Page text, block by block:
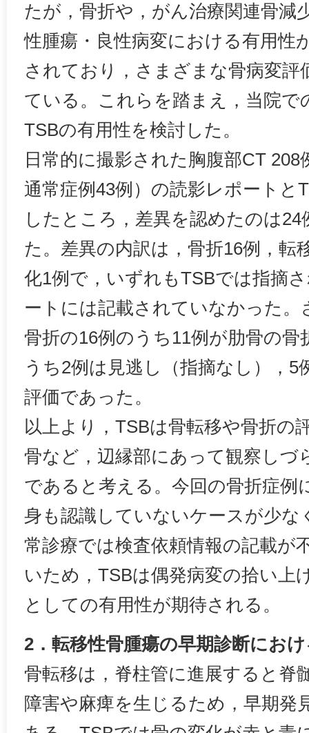
たが，骨折や，がん治療関連骨減
性腫瘍・良性病変における有用性
されており，さまざまな骨病変評
ている。これらを踏まえ，当院で
TSBの有用性を検討した。
日常的に撮影された胸腹部CT
通常症例43例）の読影レポートと
したところ，差異を認めたのは24
た。差異の内訳は，骨折16例，転
化1例で，いずれもTSBでは指摘
ートには記載されていなかった。
骨折の16例のうち11例が肋骨の骨
うち2例は見逃し（指摘なし），5
評価であった。
以上より，TSBは骨転移や骨折の
骨など，辺縁部にあって観察しづ
であると考える。今回の骨折症例
身も認識していないケースが少な
常診療では検査依頼情報の記載が
いため，TSBは偶発病変の拾い上
としての有用性が期待される。
2．転移性骨腫瘍の早期診断にお
骨転移は，脊柱管に進展すると脊
障害や麻痺を生じるため，早期発